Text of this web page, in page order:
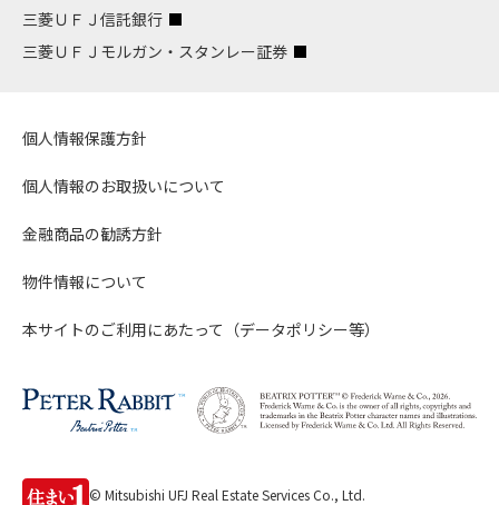
三菱ＵＦＪ信託銀行
三菱ＵＦＪモルガン・スタンレー証券
個人情報保護方針
個人情報のお取扱いについて
金融商品の勧誘方針
物件情報について
本サイトのご利用にあたって（データポリシー等）
© Mitsubishi UFJ Real Estate Services Co., Ltd.